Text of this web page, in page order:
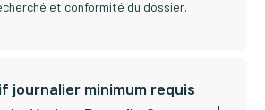
et conformité du dossier.
journalier minimum requis